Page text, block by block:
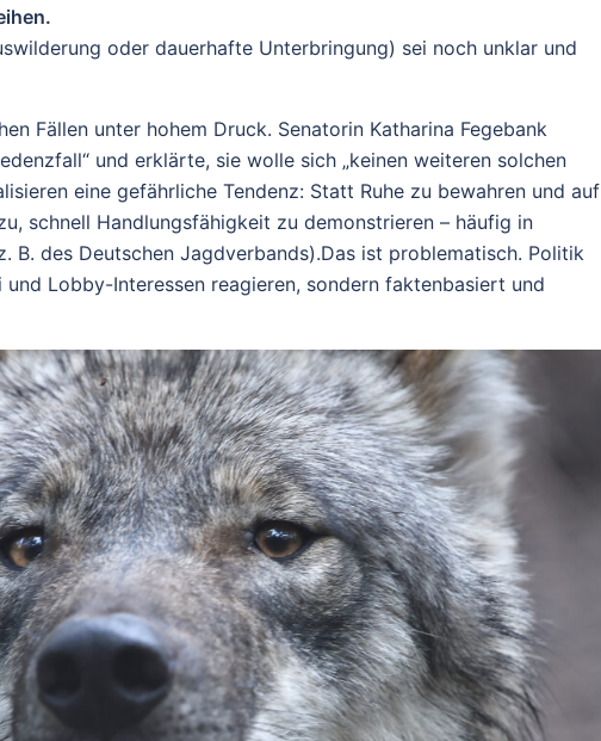
.
oder dauerhafte Unterbringung) sei noch unklar und
Fällen unter hohem Druck. Senatorin Katharina Fegebank
und erklärte, sie wolle sich „keinen weiteren solchen
eine gefährliche Tendenz: Statt Ruhe zu bewahren und auf
schnell Handlungsfähigkeit zu demonstrieren – häufig in
B. des Deutschen Jagdverbands).Das ist problematisch. Politik
Lobby-Interessen reagieren, sondern faktenbasiert und